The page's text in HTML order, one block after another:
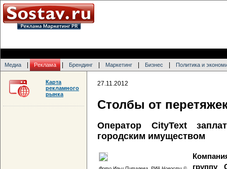
Медиа Реклама Брендинг Маркетинг Бизнес Политика и
27.11.2012
Столбы от
Оператор CityText
городским имуществом
группу
Карта
рекламного
рынка